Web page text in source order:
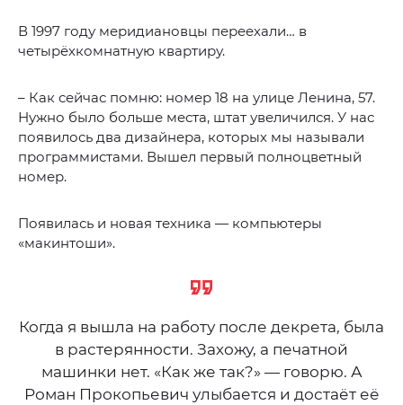
В 1997 году меридиановцы переехали… в
четырёхкомнатную квартиру.
– Как сейчас помню: номер 18 на улице Ленина, 57.
Нужно было больше места, штат увеличился. У нас
появилось два дизайнера, которых мы называли
программистами. Вышел первый полноцветный
номер.
Появилась и новая техника — компьютеры
«макинтоши».
Когда я вышла на работу после декрета, была
в растерянности. Захожу, а печатной
машинки нет. «Как же так?» — говорю. А
Роман Прокопьевич улыбается и достаёт её